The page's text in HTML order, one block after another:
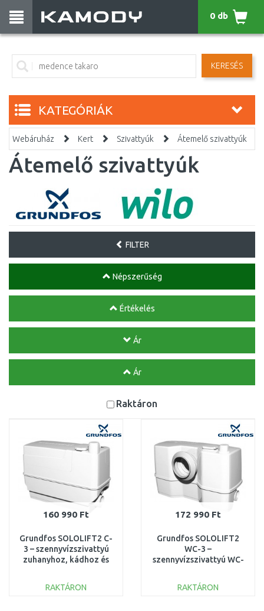
KERESÉS
0 db
KATEGÓRIÁK
Webáruház Kert Szivattyúk Átemelő szivattyúk
Átemelő szivattyúk
FILTER
Népszerűség
Értékelés
Ár
Ár
Raktáron
160 990 Ft
Grundfos SOLOLIFT2 C-
3 – szennyvízszivattyú
zuhanyhoz, kádhoz és
RAKTÁRON
172 990 Ft
Grundfos SOLOLIFT2
WC-3 –
szennyvízszivattyú WC-
mosdóhoz 97775315
RAKTÁRON